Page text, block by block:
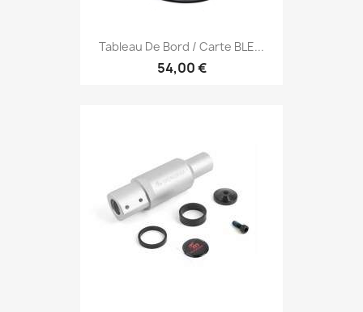
Tableau De Bord / Carte BLE...
54,00 €